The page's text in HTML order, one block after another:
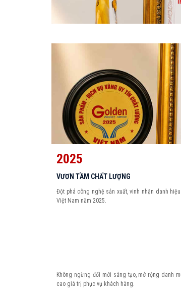
2025
VƯƠN TẦM CHẤT LƯỢNG
Đột phá công nghệ sản xuất, vinh nhận danh
Việt Nam năm 2025.
Không ngừng đổi mới sáng tạo, mở rộng danh
cao giá trị phục vụ khách hàng.